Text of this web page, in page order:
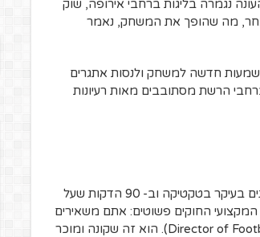
נגמרה בליגות ברחבי אירופה, שוק
אחר, מה שהופך את המשחק, נאמר
חדשה למשחק ולנסות אתגרים
הרשת מסתובבים מאות רעיונות
האתגר האידאלי עבור המאמנים 'האמיתיים', אלו שמתעניינים בעיקר בטקטיקה וב- 90 הדקות שעל
החוקים פשוטים: אתם משאירים
את כל מלאכת ניהול ובניית הקבוצה למנהל המקצועי (Director of Football). הוא זה שקונה ומוכר